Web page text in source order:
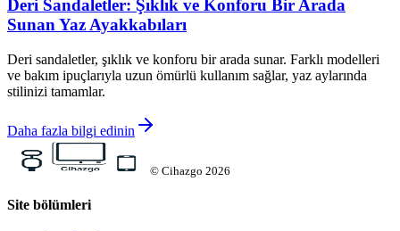
Deri Sandaletler: Şıklık ve Konforu Bir Arada
Sunan Yaz Ayakkabıları
Deri sandaletler, şıklık ve konforu bir arada sunar. Farklı modelleri
ve bakım ipuçlarıyla uzun ömürlü kullanım sağlar, yaz aylarında
stilinizi tamamlar.
Daha fazla bilgi edinin
© Cihazgo 2026
Site bölümleri